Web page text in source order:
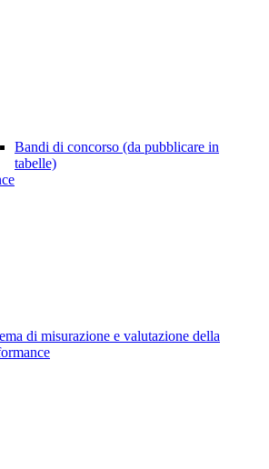
Bandi di concorso (da pubblicare in
tabelle)
di misurazione e valutazione della